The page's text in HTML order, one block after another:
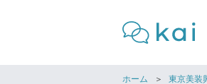
ホーム 東京美装